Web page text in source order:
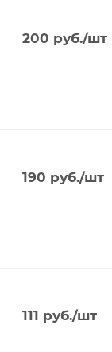
200 руб./шт
190 руб./шт
111 руб./шт